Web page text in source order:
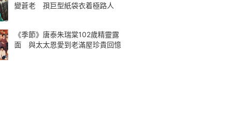
變蒼老 孭巨型紙袋衣着極路人
《季節》唐泰朱瑞棠102歲精靈露
面 與太太恩愛到老滿屋珍貴回憶